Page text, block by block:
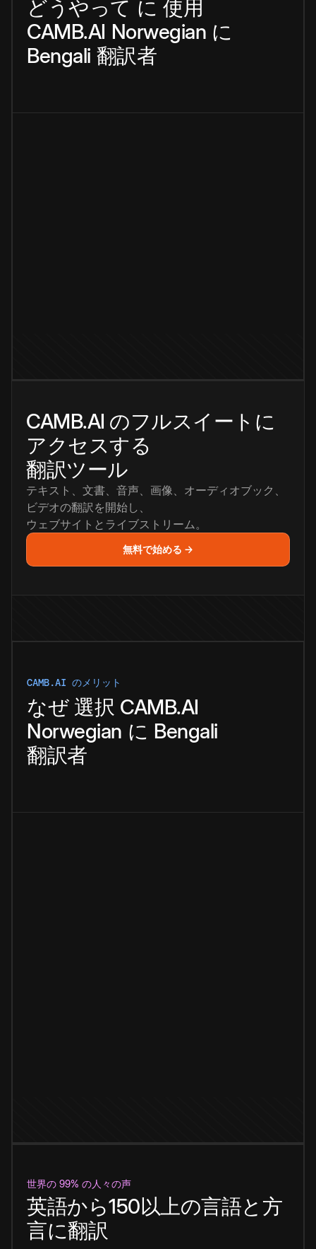
どうやって に 使用
CAMB.AI Norwegian に
Bengali 翻訳者
CAMB.AI のフルスイートに
アクセスする
翻訳ツール
テキスト、文書、音声、画像、オーディオブック、
ビデオの翻訳を開始し、
ウェブサイトとライブストリーム。
無料で始める →
CAMB.AI のメリット
なぜ 選択 CAMB.AI
Norwegian に Bengali
翻訳者
世界の 99% の人々の声
英語から150以上の言語と方
言に翻訳